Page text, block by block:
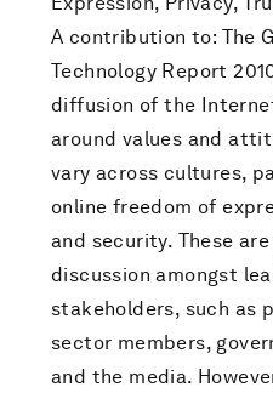
A contribution to: The
Technology Report
diffusion of the
around values and
vary across cultures,
online freedom of
and security. These
discussion amongst
stakeholders, such as
sector members,
and the media.